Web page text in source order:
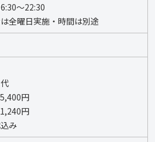
～22:30
全曜日実施・時間は別途
円
円
み